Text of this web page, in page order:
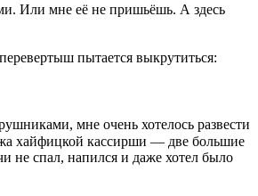
Или мне её не пришьёшь. А здесь
пытается выкрутиться:
мне очень хотелось развести
хайфицкой кассирши — две большие
не спал, напился и даже хотел было